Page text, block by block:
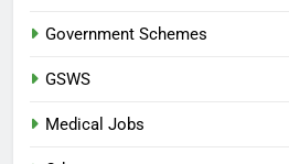
Government Schemes
GSWS
Medical Jobs